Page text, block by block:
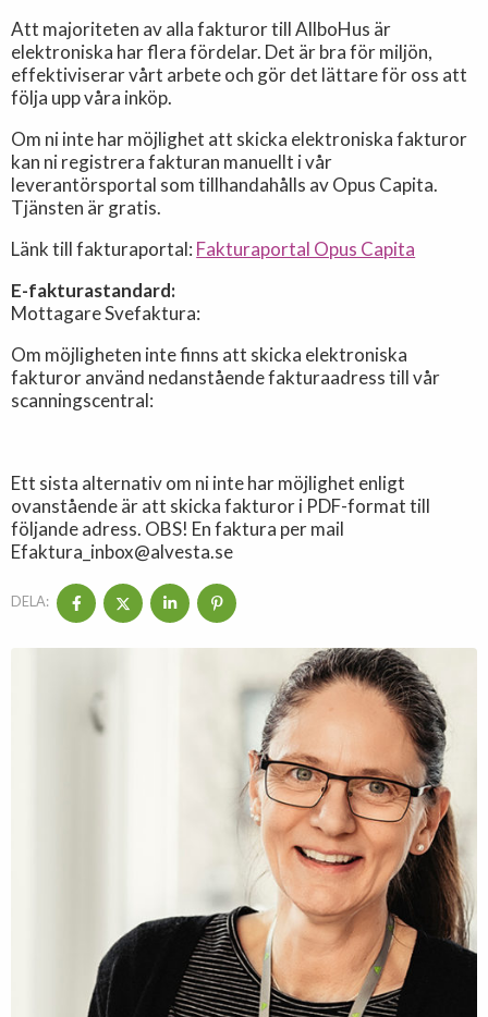
Att majoriteten av alla fakturor till AllboHus är
elektroniska har flera fördelar. Det är bra för miljön,
effektiviserar vårt arbete och gör det lättare för oss att
följa upp våra inköp.
Om ni inte har möjlighet att skicka elektroniska fakturor
kan ni registrera fakturan manuellt i vår
leverantörsportal som tillhandahålls av Opus Capita.
Tjänsten är gratis.
Länk till fakturaportal: Fakturaportal Opus Capita
E-fakturastandard:
Mottagare Svefaktura:
Om möjligheten inte finns att skicka elektroniska
fakturor använd nedanstående fakturaadress till vår
scanningscentral:
Ett sista alternativ om ni inte har möjlighet enligt
ovanstående är att skicka fakturor i PDF-format till
följande adress. OBS! En faktura per mail
Efaktura_inbox@alvesta.se
DELA: